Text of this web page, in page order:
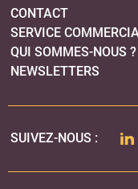
CONTACT
SERVICE
QUI SOMMES-NOUS ?
NEWSLETTERS
SUIVEZ-NOUS :